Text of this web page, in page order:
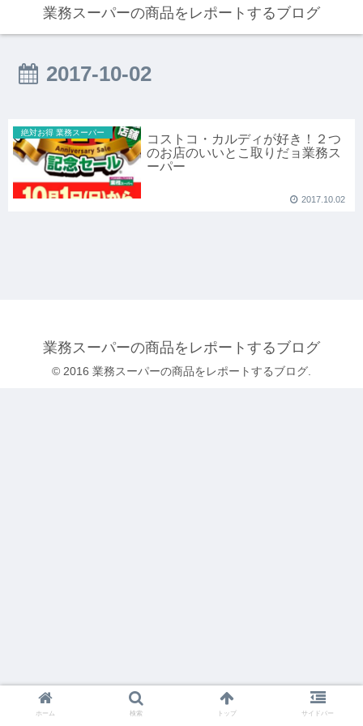
業務スーパーの商品をレポートするブログ
2017-10-02
絶対お得 業務スーパー
コストコ・カルディが好き！２つ
のお店のいいとこ取りだョ業務ス
ーパー
2017.10.02
業務スーパーの商品をレポートするブログ
© 2016 業務スーパーの商品をレポートするブログ.
ホーム 検索 トップ サイドバー